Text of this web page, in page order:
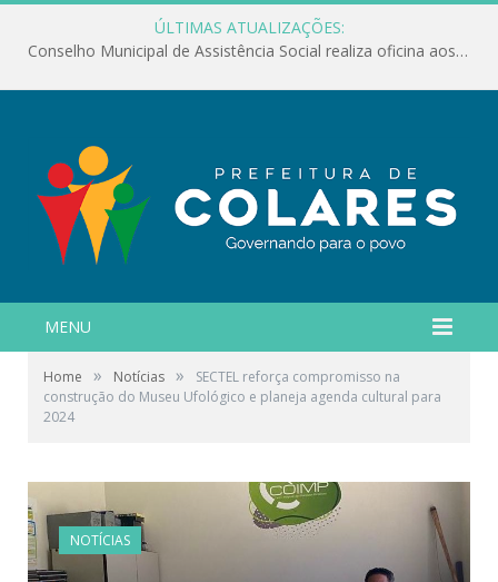
ÚLTIMAS ATUALIZAÇÕES:
Conselho Municipal de Assistência Social realiza oficina aos servidores
MENU
Home » Notícias »
SECTEL reforça compromisso na
construção do Museu Ufológico e planeja agenda cultural para
2024
NOTÍCIAS